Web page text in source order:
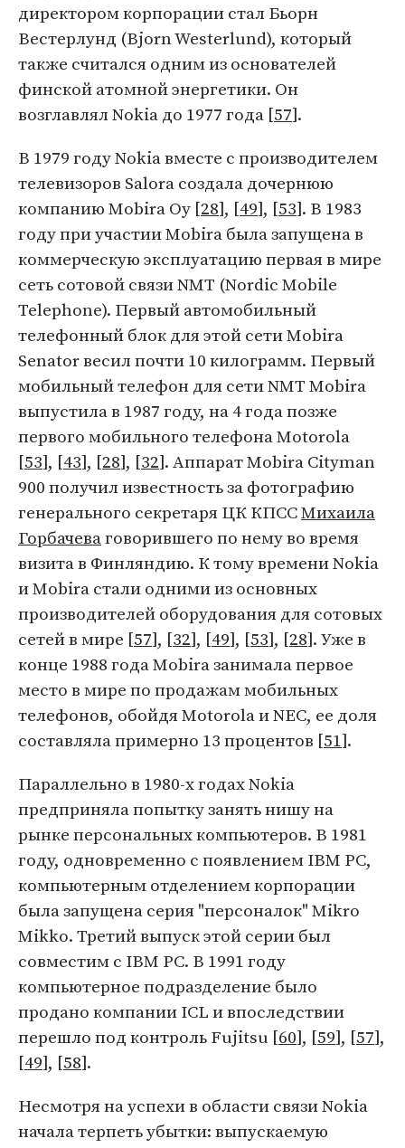
директором корпорации стал Бьорн
Вестерлунд (Bjorn Westerlund), который
также считался одним из основателей
финской атомной энергетики. Он
возглавлял Nokia до 1977 года [57].
В 1979 году Nokia вместе с производителем
телевизоров Salora создала дочернюю
компанию Mobira Oy [28], [49], [53]. В 1983
году при участии Mobira была запущена в
коммерческую эксплуатацию первая в мире
сеть сотовой связи NMT (Nordic Mobile
Telephone). Первый автомобильный
телефонный блок для этой сети Mobira
Senator весил почти 10 килограмм. Первый
мобильный телефон для сети NMT Mobira
выпустила в 1987 году, на 4 года позже
первого мобильного телефона Motorola
[53], [43], [28], [32]. Аппарат Mobira Cityman
900 получил известность за фотографию
генерального секретаря ЦК КПССМихаила
Горбачеваговорившего по нему во время
визита в Финляндию. К тому времени Nokia
и Mobira стали одними из основных
производителей оборудования для сотовых
сетей в мире [57], [32], [49], [53], [28]. Уже в
конце 1988 года Mobira занимала первое
место в мире по продажам мобильных
телефонов, обойдя Motorola и NEC, ее доля
составляла примерно 13 процентов [51].
Параллельно в 1980-х годах Nokia
предприняла попытку занять нишу на
рынке персональных компьютеров. В 1981
году, одновременно с появлением IBM PC,
компьютерным отделением корпорации
была запущена серия "персоналок" Mikro
Mikko. Третий выпуск этой серии был
совместим с IBM PC. В 1991 году
компьютерное подразделение было
продано компании ICL и впоследствии
перешло под контроль Fujitsu [60], [59], [57],
[49], [58].
Несмотря на успехи в области связи Nokia
начала терпеть убытки: выпускаемую